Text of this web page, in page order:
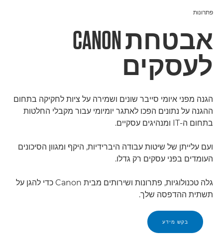
פתרונות
אבטחת CANON
לעסקים
הגנה מפני איומי סייבר שונים ושמירה על ציות לחקיקה בתחום
ההגנה על נתונים הפכו לאתגר יומיומי עבור מקבלי החלטות
בתחום ה-IT ומנהיגים עסקיים.
ועם עלייתן של שיטות עבודה היברידיות, היקף ומגוון הסיכונים
העומדים בפני עסקים רק גדלו.
גלה טכנולוגיות, פתרונות ושירותים מבית Canon כדי להגן על
תשתית ההדפסה שלך.
בקש מידע